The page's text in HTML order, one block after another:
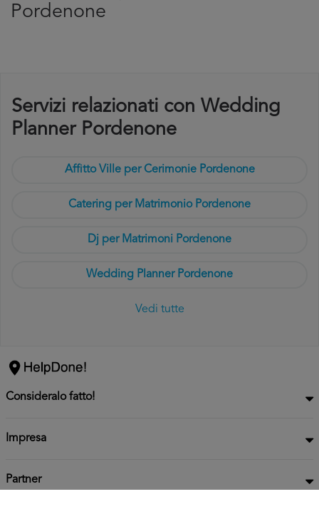
Pordenone
Servizi relazionati con Wedding
Planner Pordenone
Affitto Ville per Cerimonie Pordenone
Catering per Matrimonio Pordenone
Dj per Matrimoni Pordenone
Wedding Planner Pordenone
Vedi tutte
Consideralo fatto!
Impresa
Partner